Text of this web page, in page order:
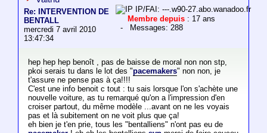
Re: INTERVENTION DE
BENTALL
mercredi 7 avril 2010
13:47:34
IP/FAI: ---.w90-27.abo.wanadoo.fr
Membre depuis : 17 ans
- Messages: 288
hep hep hep benoît , pas de baisse de moral non non stp,
pkoi serais tu dans le lot des "pacemakers" non non, je
t'assure ne pense pas à ça!!!!
C'est une info benoit c tout : tu sais lorsque l'on s'achète une
nouvelle voiture, as tu remarqué qu'on a l'impression d'en
croiser partout, du même modèle ...avant on ne les voyais
pas et là subitement on ne voit plus que ça!
eh bien je t'en prie, tous les "bentalliens" n'ont pas eu de